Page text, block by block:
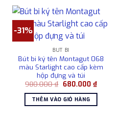
-31%
BÚT BI
Bút bi ký tên Montagut 068
màu Starlight cao cấp kèm
hộp đựng và túi
980.000₫ Giá
là:
980.000 ₫.
680.000 ₫Giá
hiện
tại
THÊM VÀO GIỎ HÀNG